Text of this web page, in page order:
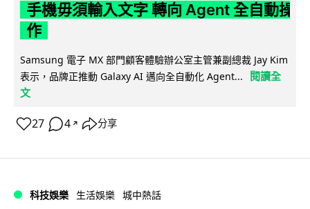
手機毋須輸入文字 轉向 Agent 全自動操
作
Samsung 電子 MX 部門顧客體驗辦公室主管兼副總裁 Jay Kim
表示，品牌正推動 Galaxy AI 邁向全自動化 Agent...
閱讀全
文
27 4 ↗ 分享
科技娛樂 生活娛樂 城中熱話